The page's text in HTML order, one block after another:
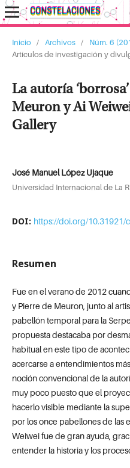
Inicio / Archivos / Núm. 6
Artículos de investigación y
La autoría
Meuron y Ai
Gallery
José Manuel López Ujaque
Universidad Internacional de La
DOI: https://doi.org/10.31921/
Resumen
Fue en el verano de 2012
y Pierre de Meuron, junto al
pabellón temporal para la
propuesta destacaba por
habitual en este tipo de
acercarse a entendimientos
noción convencional de la
muy poco puesto que el
hacerlo visible mediante la
por los once pabellones de las
Weiwei fue de gran ayuda,
entender la historia y los